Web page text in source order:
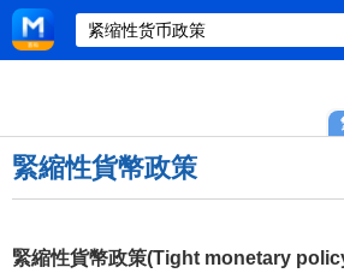
緊縮性貨幣政策
緊縮性貨幣政策(Tight monetary